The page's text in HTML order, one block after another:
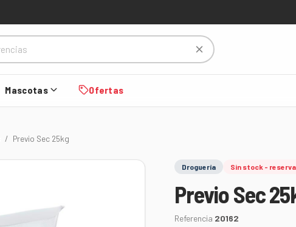
Mascotas Ofertas
Previo Sec 25kg
Droguería Sin stock -
Previo Sec
Referencia 20162